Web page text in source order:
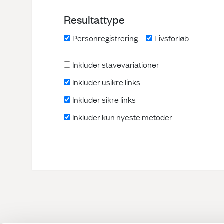
Resultattype
Personregistrering Livsforløb
Inkluder stavevariationer
Inkluder usikre links
Inkluder sikre links
Inkluder kun nyeste metoder